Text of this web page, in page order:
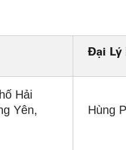
Đại Lý
Hải
Yên,
Hùng